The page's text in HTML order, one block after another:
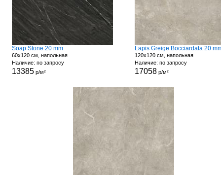
Soap Stone 20 mm
60x120 см, напольная
Наличие: по запросу
13385р/м²
Lapis Greige Bocciardata 20
120x120 см, напольная
Наличие: по запросу
17058р/м²